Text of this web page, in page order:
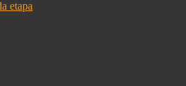
etapa